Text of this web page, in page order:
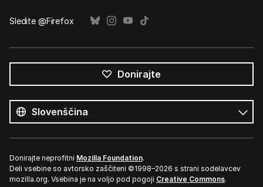
Sledite @Firefox
Donirajte
jeziki
Jezik
Donirajte neprofitni Mozilla Foundation.
Deli vsebine so avtorsko zaščiteni ©1998–2026 s strani sodelavcev
mozilla.org. Vsebina je na voljo pod pogoji Creative Commons.